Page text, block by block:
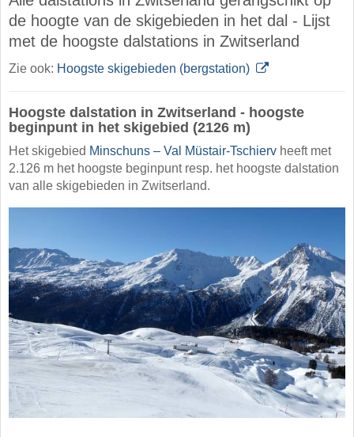
de hoogte van de skigebieden in het dal - Lijst
met de hoogste dalstations in Zwitserland
Zie ook: Hoogste skigebieden (bergstation)
Hoogste dalstation in Zwitserland - hoogste
beginpunt in het skigebied (2126 m)
Het skigebied Minschuns – Val Müstair-Tschierv heeft met
2.126 m het hoogste beginpunt resp. het hoogste dalstation
van alle skigebieden in Zwitserland.